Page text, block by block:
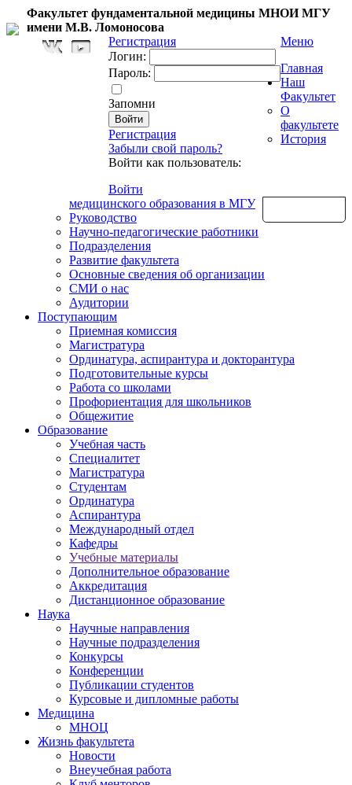
Факультет фундаментальной медицины МНОИ МГУ
имени М.В. Ломоносова
Регистрация
Логин:
Пароль:
Запомни
Регистрация
Забыли свой пароль?
Войти как пользователь:
Войти
Меню
Главная
Наш
Факультет
О
факультете
История
медицинского образования в МГУ
Руководство
Научно-педагогические работники
Подразделения
Развитие факультета
Основные сведения об организации
СМИ о нас
Аудитории
Поступающим
Приемная комиссия
Магистратура
Ординатура, аспирантура и докторантура
Подготовительные курсы
Работа со школами
Профориентация для школьников
Общежитие
Образование
Учебная часть
Специалитет
Магистратура
Студентам
Ординатура
Аспирантура
Международный отдел
Кафедры
Учебные материалы
Дополнительное образование
Аккредитация
Дистанционное образование
Наука
Научные направления
Научные подразделения
Конкурсы
Конференции
Публикации студентов
Курсовые и дипломные работы
Медицина
МНОЦ
Жизнь факультета
Новости
Внеучебная работа